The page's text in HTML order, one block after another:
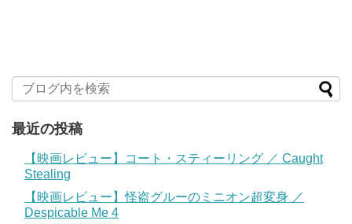
最近の投稿
【映画レビュー】コート・スティーリング ／ Caught
Stealing
【映画レビュー】怪盗グルーのミニオン超変身 ／
Despicable Me 4